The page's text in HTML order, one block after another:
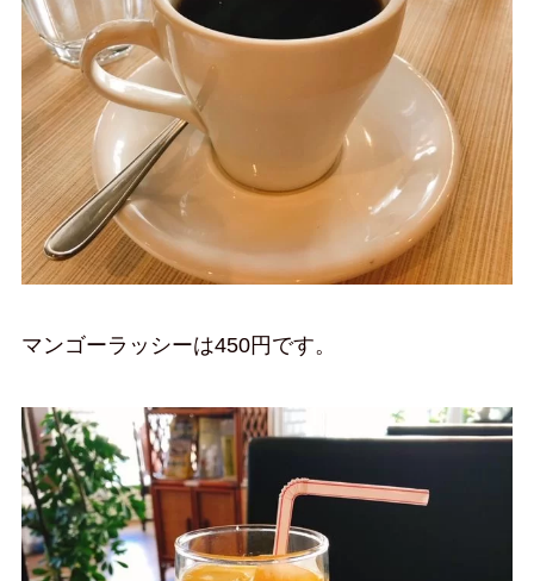
マンゴーラッシーは450円です。